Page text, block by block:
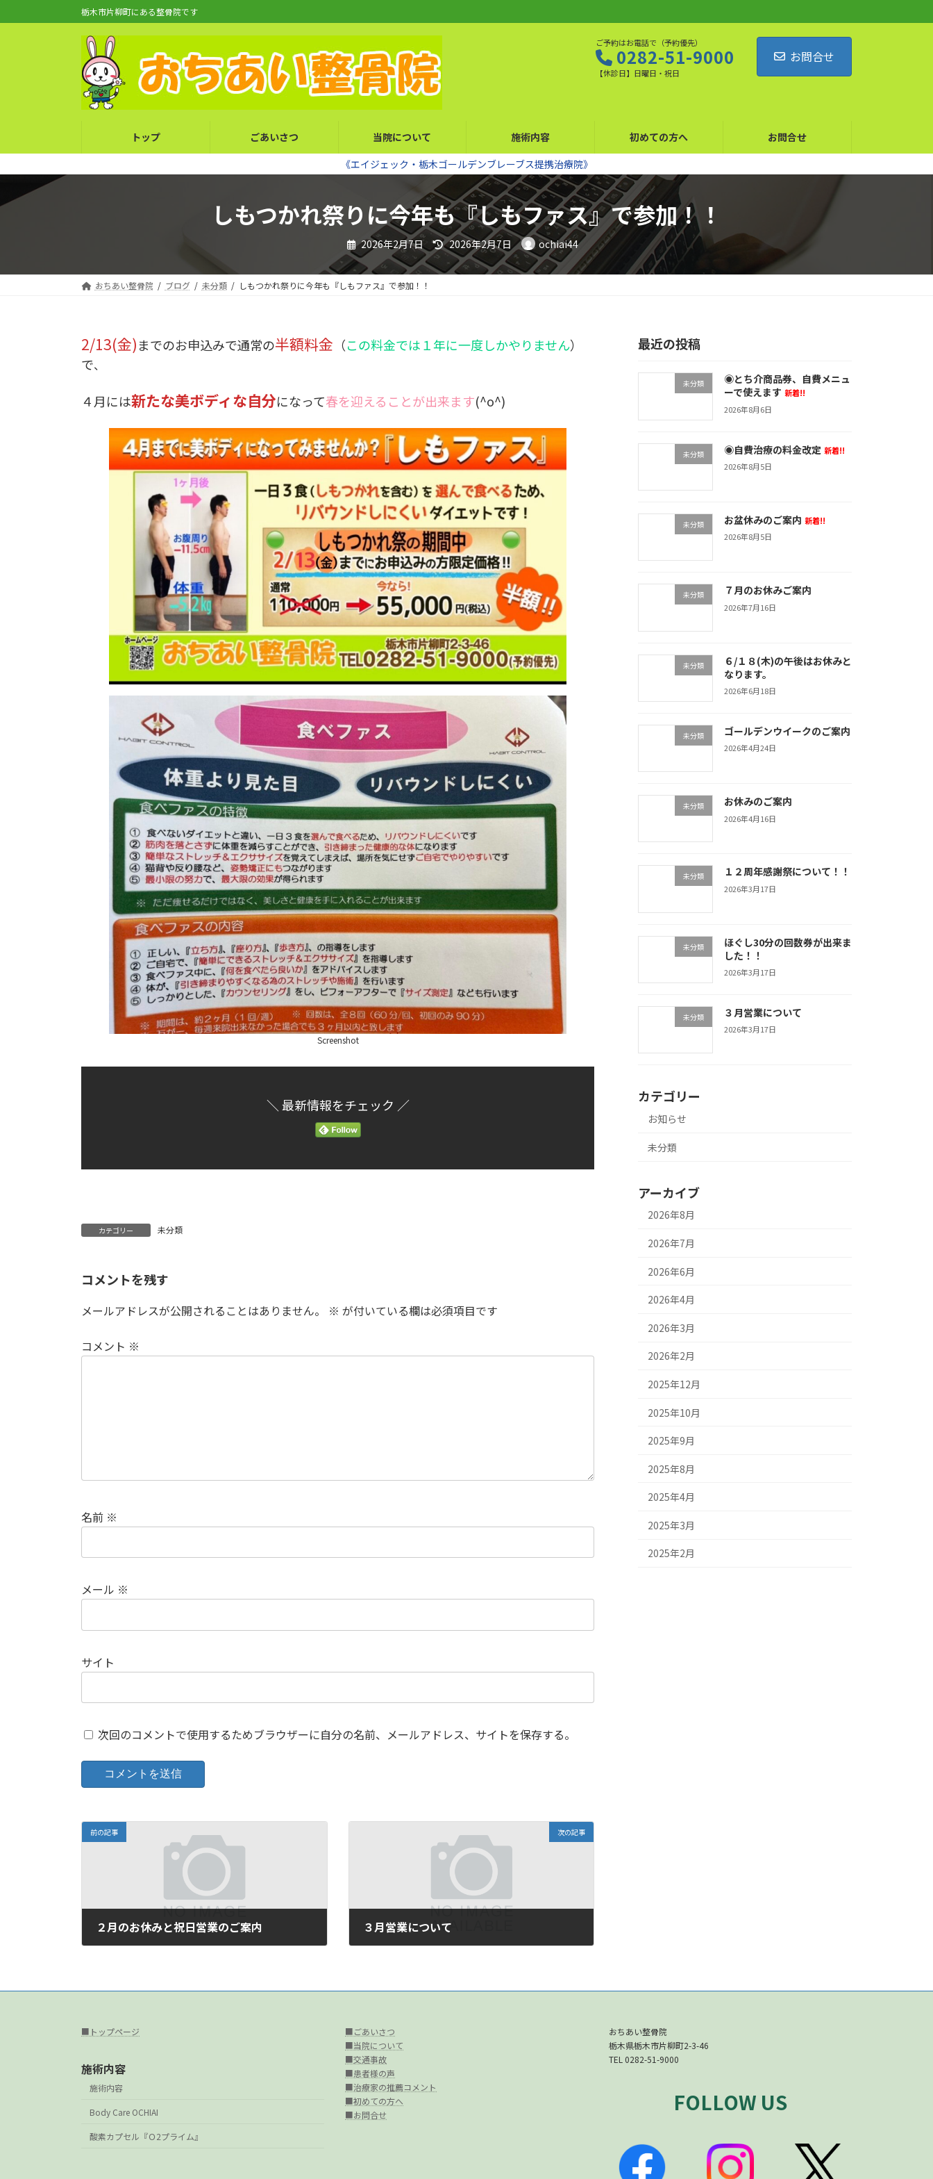
ン
プ
ビ
動
栃木市片柳町にある整骨院です
ご予約はお電話で（予約優先）
0282-51-9000
【休診日】日曜日・祝日
お問合せ
トップ ごあいさつ 当院について 施術内容 初めての方へ
お問合せ
《エイジェック・栃木ゴールデンブレーブス提携治療院》
しもつかれ祭りに今年も『しもファス』で参加！！
2026年2月7日 最
終
更
新
日
2026年2月7日 ochiai44
おちあい整骨院 ブログ 未分類 しもつかれ祭りに今年も『しもファス』で参加！！
2/13(金)までのお申込みで通常の半額料金 （この料金では１年に一度しかやりません）
で、
４月には新たな美ボディな自分になって春を迎えることが出来ます(^o^)
Screenshot
＼ 最新情報をチェック ／
カテゴリー 未分類
コメントを残す
メールアドレスが公開されることはありません。 ※ が付いている欄は必須項目です
コメント ※
名前 ※
メール ※
サイト
次回のコメントで使用するためブラウザーに自分の名前、メールアドレス、サイトを保存する。
前の記事
２月のお休みと祝日営業のご案内
次の記事
３月営業について
最近の投稿
未分類
◉とち介商品券、自費メニュ
ーで使えます 新着!!
2026年8月6日
未分類 ◉自費治療の料金改定 新着!!
2026年8月5日
未分類 お盆休みのご案内 新着!!
2026年8月5日
未分類 ７月のお休みご案内
2026年7月16日
未分類
６/１８(木)の午後はお休みと
なります。
2026年6月18日
未分類 ゴールデンウイークのご案内
2026年4月24日
未分類 お休みのご案内
2026年4月16日
未分類 １２周年感謝祭について！！
2026年3月17日
未分類
ほぐし30分の回数券が出来ま
した！！
2026年3月17日
未分類 ３月営業について
2026年3月17日
カテゴリー
お知らせ
未分類
アーカイブ
2026年8月
2026年7月
2026年6月
2026年4月
2026年3月
2026年2月
2025年12月
2025年10月
2025年9月
2025年8月
2025年4月
2025年3月
2025年2月
■トップページ
施術内容
施術内容
Body Care OCHIAI
酸素カプセル『Ｏ2プライム』
■ごあいさつ
■当院について
■交通事故
■患者様の声
■治療家の推薦コメント
■初めての方へ
■お問合せ
おちあい整骨院
栃木県栃木市片柳町2-3-46
TEL 0282-51-9000
FOLLOW US